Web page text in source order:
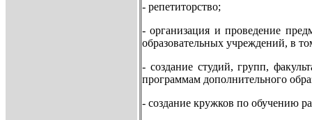
- репетиторство;
- организация и проведение
образовательных учреждений, в
- создание студий, групп,
программам дополнительного
- создание кружков по обучению